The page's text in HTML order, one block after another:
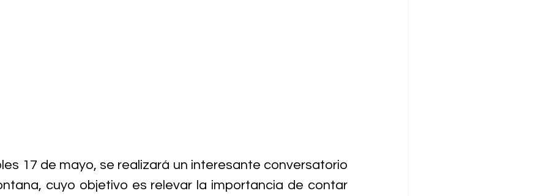
17 de mayo, se realizará un interesante conversatorio
cuyo objetivo es relevar la importancia de contar